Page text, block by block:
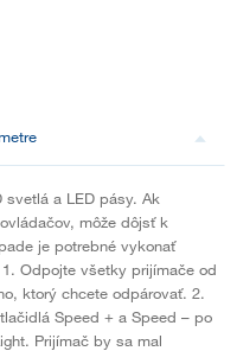
a LED pásy. Ak
môže dôjsť k
je potrebné vykonať
Odpojte všetky prijímače od
ktorý chcete odpárovať. 2.
Speed + a Speed – po
Prijímač by sa mal